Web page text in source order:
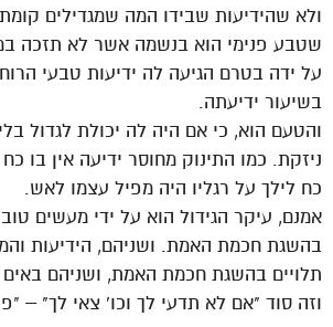
ולא שהידיעות שבידו המה שמגדילים
שטבע פנימי הוא בנשמה אשר לא תזכה
על ידה בטרם הגיעה לה ידיעות טבעי
בשיעור ידיעתה.
והטעם הוא, כי אם היה לה יכולת לגדול
ניזקת. כמו התינוק מחוסר ידיעה אין בו
כח לילך על רגליו היה מפיל עצמו לאש.
אמנם, עיקר הגידול הוא על ידי מעשים
בהשגת חכמת האמת. ושניהם, הידיעות
תלויים בהשגת חכמת האמת, ושניהם
וזה סוד "אם לא תדעי לך וכו' צאי לך" –